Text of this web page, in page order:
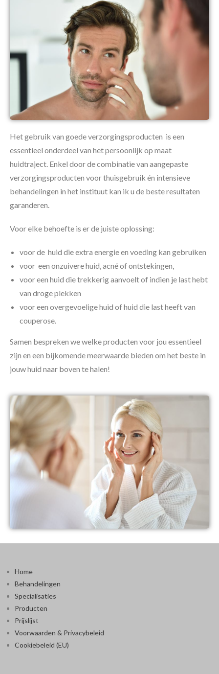
Het gebruik van goede verzorgingsproducten is een
essentieel onderdeel van het persoonlijk op maat
huidtraject. Enkel door de combinatie van aangepaste
verzorgingsproducten voor thuisgebruik én intensieve
behandelingen in het instituut kan ik u de beste resultaten
garanderen.
Voor elke behoefte is er de juiste oplossing:
voor de huid die extra energie en voeding kan gebruiken
voor een onzuivere huid, acné of ontstekingen,
voor een huid die trekkerig aanvoelt of indien je last hebt
van droge plekken
voor een overgevoelige huid of huid die last heeft van
couperose.
Samen bespreken we welke producten voor jou essentieel
zijn en een bijkomende meerwaarde bieden om het beste in
jouw huid naar boven te halen!
Home
Behandelingen
Specialisaties
Producten
Prijslijst
Voorwaarden & Privacybeleid
Cookiebeleid (EU)